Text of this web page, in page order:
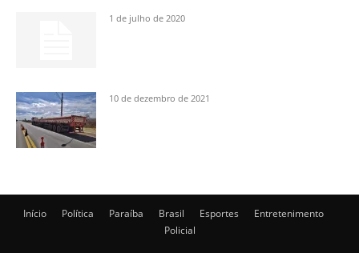
1 de julho de 2020
10 de dezembro de 2021
Início Política Paraíba Brasil Esportes
Entretenimento
Policial